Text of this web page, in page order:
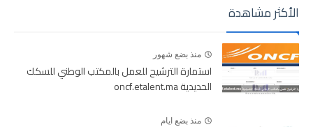
الأكثر مشاهدة
منذ بضع شهور
استمارة الترشيح للعمل بالمكتب الوطني للسكك
الحديدية oncf.etalent.ma
منذ بضع ايام